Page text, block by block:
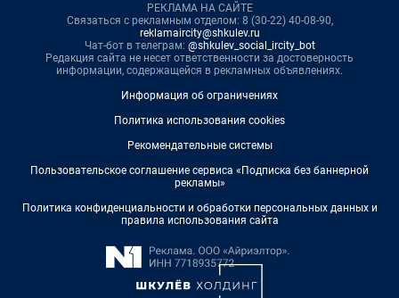
РЕКЛАМА НА САЙТЕ
Связаться с рекламным отделом: 8 (30-22) 40-08-90,
reklamaircity@shkulev.ru
Чат-бот в телеграм: @shkulev_social_ircity_bot
Редакция сайта не несет ответственности за достоверность
информации, содержащейся в рекламных объявлениях.
Информация об ограничениях
Политика использования cookies
Рекомендательные системы
Пользовательское соглашение сервиса «Подписка без баннерной
рекламы»
Политика конфиденциальности и обработки персональных данных и
правила использования сайта